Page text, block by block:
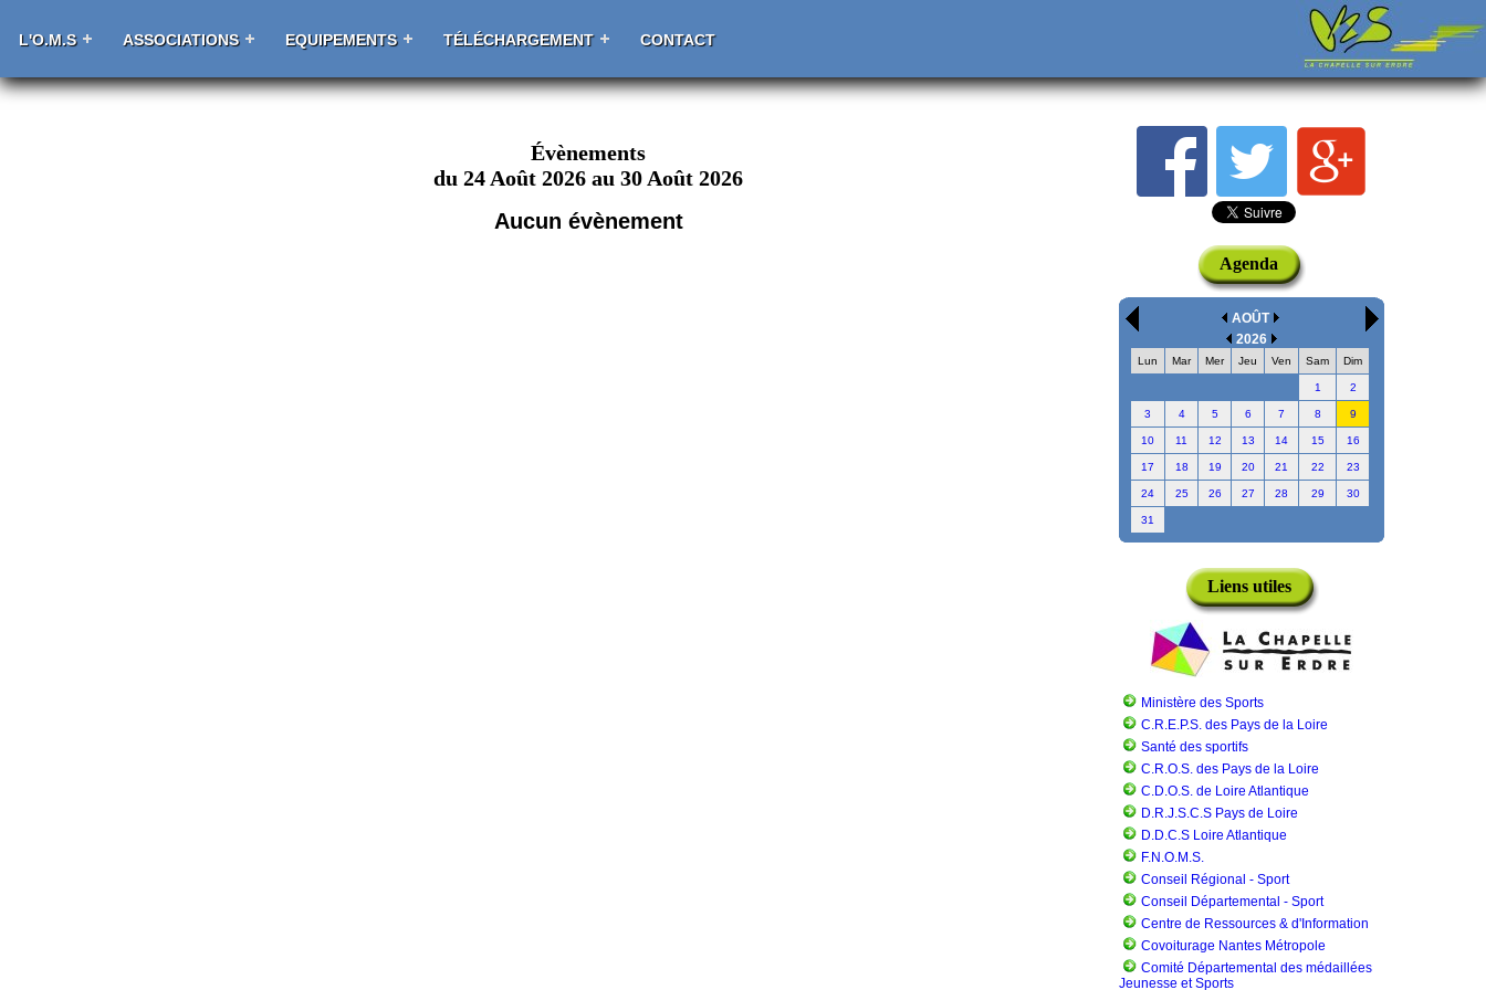
L'O.M.S ASSOCIATIONS EQUIPEMENTS TÉLÉCHARGEMENT CONTACT
Évènements
du 24 Août 2026 au 30 Août 2026
Aucun évènement
Agenda
AOÛT
2026
Lun Mar Mer Jeu Ven Sam Dim
1 2
3 4 5 6 7 8 9
10 11 12 13 14 15 16
17 18 19 20 21 22 23
24 25 26 27 28 29 30
31
Liens utiles
Ministère des Sports
C.R.E.P.S. des Pays de la Loire
Santé des sportifs
C.R.O.S. des Pays de la Loire
C.D.O.S. de Loire Atlantique
D.R.J.S.C.S Pays de Loire
D.D.C.S Loire Atlantique
F.N.O.M.S.
Conseil Régional - Sport
Conseil Départemental - Sport
Centre de Ressources & d'Information
Covoiturage Nantes Métropole
Comité Départemental des médaillées
Jeunesse et Sports